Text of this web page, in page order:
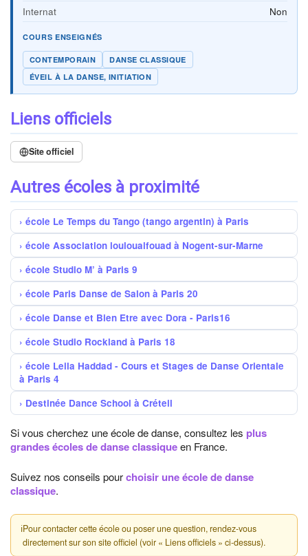
Internat
Non
COURS ENSEIGNÉS
CONTEMPORAIN
DANSE CLASSIQUE
ÉVEIL À LA DANSE, INITIATION
Liens officiels
Site officiel
Autres écoles à proximité
école Le Temps du Tango (tango argentin) à Paris
école Association louloualfouad à Nogent-sur-Marne
école Studio M’ à Paris 9
école Paris Danse de Salon à Paris 20
école Danse et Bien Etre avec Dora - Paris16
école Studio Rockland à Paris 18
école Leila Haddad - Cours et Stages de Danse Orientale
à Paris 4
Destinée Dance School à Créteil
Si vous cherchez une école de danse, consultez les plus
grandes écoles de danse classiqueen France.
Suivez nos conseils pourchoisir une école de danse
classique.
ℹPour contacter cette école ou poser une question, rendez-vous
directement sur son site officiel (voir « Liens officiels » ci-dessus).